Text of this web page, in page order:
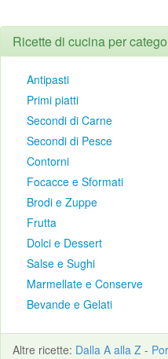
Ricette di cucina per
Antipasti
Primi piatti
Secondi di Carne
Secondi di Pesce
Contorni
Focacce e Sformati
Brodi e Zuppe
Frutta
Dolci e Dessert
Salse e Sughi
Marmellate e Conserve
Bevande e Gelati
Altre ricette: Dalla A alla Z -